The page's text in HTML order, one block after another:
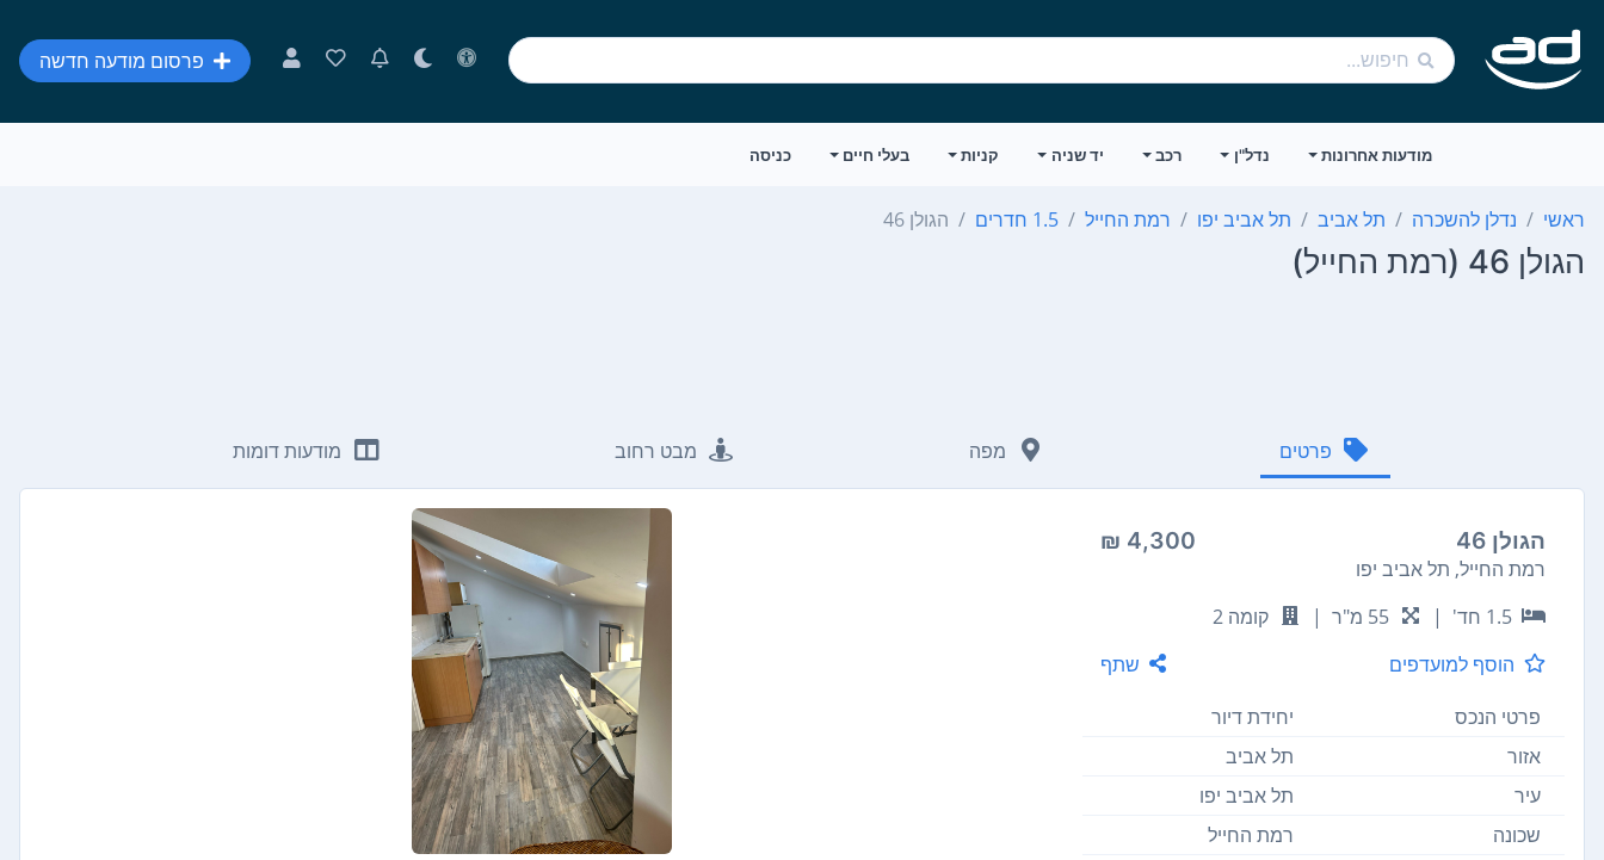
פרסום מודעה חדשה
מודעות אחרונות נדל"ן רכב יד שניה קניות בעלי חיים כניסה
ראשי נדלן להשכרה תל אביב תל אביב יפו רמת החייל 1.5 חדרים הגולן 46
הגולן 46 (רמת החייל)
פרטים מפה מבט רחוב מודעות דומות
הגולן 46 4,300 ₪
רמת החייל, תל אביב יפו
1.5 חד'
| 55 מ"ר |
קומה 2
הוסף למועדפים
שתף
פרטי הנכס
יחידת דיור
אזור
תל אביב
עיר
תל אביב יפו
שכונה
רמת החייל